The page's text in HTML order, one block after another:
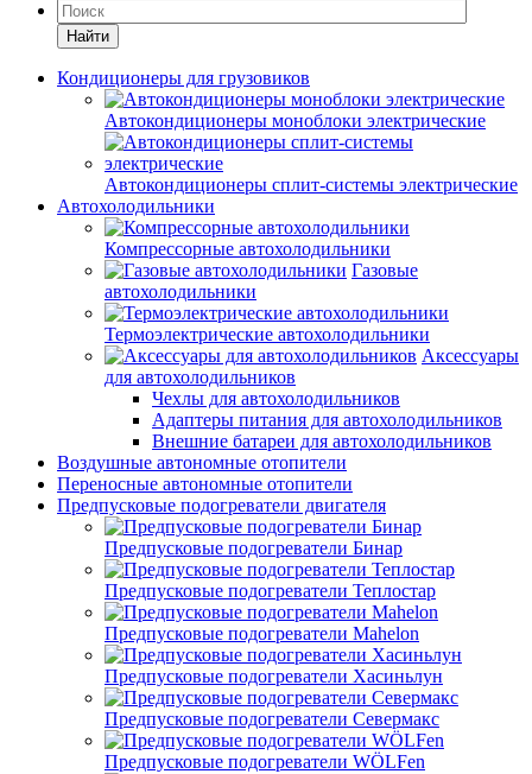
Найти
Кондиционеры для грузовиков
Автокондиционеры моноблоки электрические
Автокондиционеры сплит-системы электрические
Автохолодильники
Компрессорные автохолодильники
Газовые
автохолодильники
Термоэлектрические автохолодильники
Аксессуары
для автохолодильников
Чехлы для автохолодильников
Адаптеры питания для автохолодильников
Внешние батареи для автохолодильников
Воздушные автономные отопители
Переносные автономные отопители
Предпусковые подогреватели двигателя
Предпусковые подогреватели Бинар
Предпусковые подогреватели Теплостар
Предпусковые подогреватели Mahelon
Предпусковые подогреватели Хасиньлун
Предпусковые подогреватели Севермакс
Предпусковые подогреватели WÖLFen